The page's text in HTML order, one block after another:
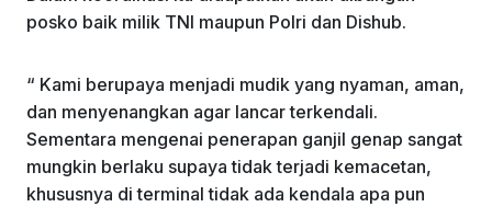
posko baik milik TNI maupun Polri dan Dishub.
“ Kami berupaya menjadi mudik yang nyaman, aman,
dan menyenangkan agar lancar terkendali.
Sementara mengenai penerapan ganjil genap sangat
mungkin berlaku supaya tidak terjadi kemacetan,
khususnya di terminal tidak ada kendala apa pun